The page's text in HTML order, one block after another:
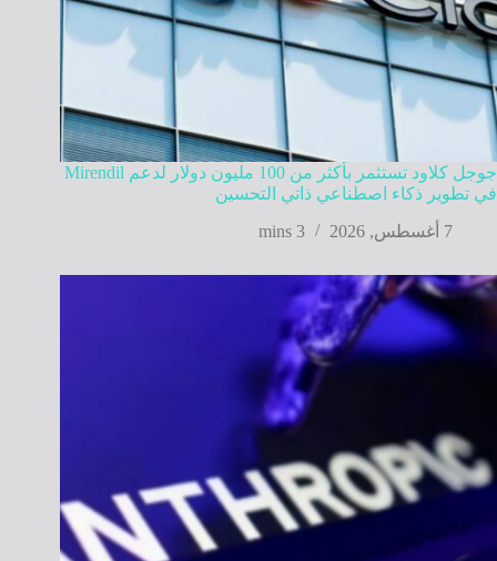
جوجل كلاود تستثمر بأكثر من 100 مليون دولار لدعم Mirendil
في تطوير ذكاء اصطناعي ذاتي التحسين
7 أغسطس, 2026
3 mins